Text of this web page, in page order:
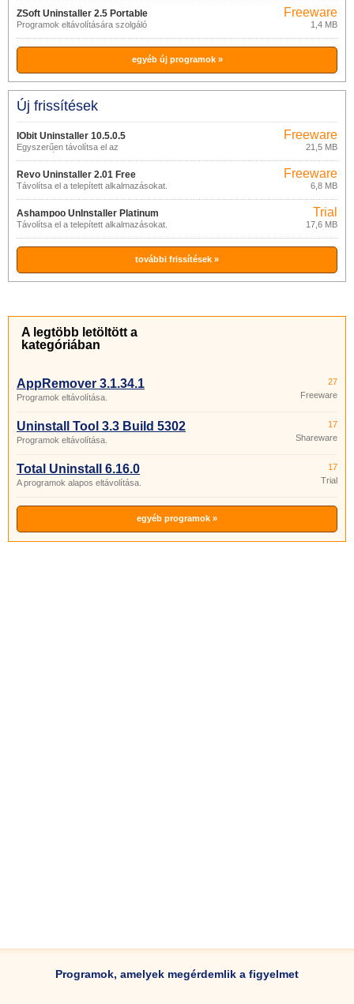
ZSoft Uninstaller 2.5 Portable
Programok eltávolítására szolgáló
Freeware
1,4 MB
egyéb új programok »
Új frissítések
IObit Uninstaller 10.5.0.5
Egyszerűen távolítsa el az
alkalmazásokat
számítógépéről/laptopjáról
Freeware
21,5 MB
Revo Uninstaller 2.01 Free
Távolítsa el a telepített alkalmazásokat.
Freeware
6,8 MB
Ashampoo UnInstaller Platinum
6.00.14
Távolítsa el a telepített alkalmazásokat.
Trial
17,6 MB
további frissítések »
A legtöbb letöltött a
kategóriában
AppRemover 3.1.34.1
Programok eltávolítása.
27
Freeware
Uninstall Tool 3.3 Build 5302
Programok eltávolítása.
17
Shareware
Total Uninstall 6.16.0
A programok alapos eltávolítása.
17
Trial
egyéb programok »
Programok, amelyek megérdemlik a figyelmet